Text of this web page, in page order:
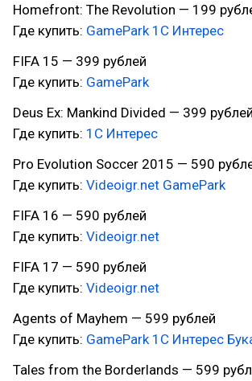
Homefront: The Revolution — 199
Где купить: GamePark 1С Интерес
FIFA 15 — 399 рублей
Где купить: GamePark
Deus Ex: Mankind Divided — 399 рублей
Где купить: 1С Интерес
Pro Evolution Soccer 2015 — 590
Где купить: Videoigr.net GamePark
FIFA 16 — 590 рублей
Где купить: Videoigr.net
FIFA 17 — 590 рублей
Где купить: Videoigr.net
Agents of Mayhem — 599 рублей
Где купить: GamePark 1С Интерес
Tales from the Borderlands — 599